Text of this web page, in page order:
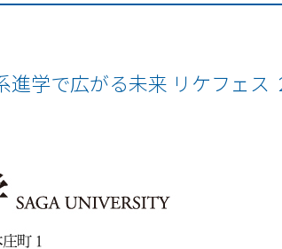
学で広がる未来 リケフェス